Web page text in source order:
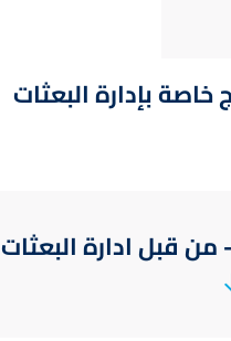
خاصة بإدارة البعثات
قبل ادارة البعثات